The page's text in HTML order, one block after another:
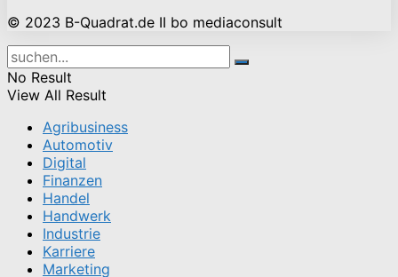
© 2023 B-Quadrat.de II bo mediaconsult
No Result
View All Result
Agribusiness
Automotiv
Digital
Finanzen
Handel
Handwerk
Industrie
Karriere
Marketing